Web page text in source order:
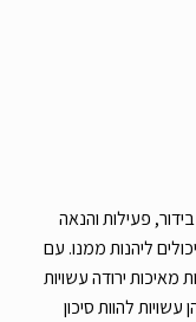
פעילות והנאה
ליהנות ממנו. עם
מאיכות ירודה עשויות
להוות סיכון